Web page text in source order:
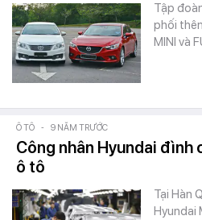
Tập
phối
MINI và
Ô TÔ - 9 NĂM TRƯỚC
Công nhân Hyundai đình
ô tô
Tại Hàn
Hyundai